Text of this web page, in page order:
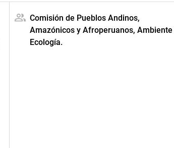
Comisión de Pueblos Andinos,
Amazónicos y Afroperuanos, Ambiente
Ecología.